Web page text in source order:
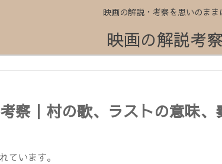
映画の解説・考察を思いのまま
映画の解説考
察｜村の歌、ラストの意味
ています。